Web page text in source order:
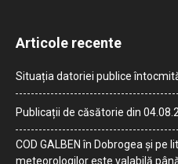
Articole recente
Situația datoriei publice
Publicații de căsătorie din
COD GALBEN în Dobrogea și pe
meteorologilor este valabilă